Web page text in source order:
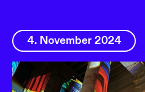
4. November 2024